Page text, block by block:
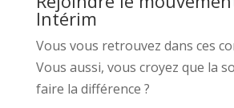
Intérim
Vous vous retrouvez dans ces
Vous aussi, vous croyez que la
faire la différence ?